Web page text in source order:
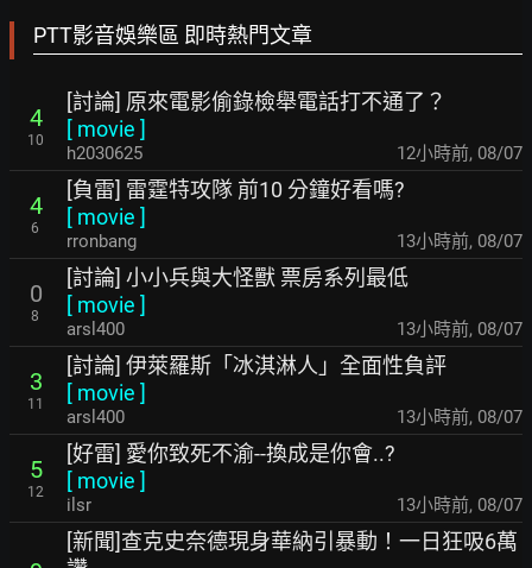
PTT影音娛樂區 即時熱門文章
4
10
[討論] 原來電影偷錄檢舉電話打不通了？
[ movie ]
h2030625 12小時前, 08/07
4
6
[負雷] 雷霆特攻隊 前10 分鐘好看嗎?
[ movie ]
rronbang 13小時前, 08/07
0
8
[討論] 小小兵與大怪獸 票房系列最低
[ movie ]
arsl400 13小時前, 08/07
3
11
[討論] 伊萊羅斯「冰淇淋人」全面性負評
[ movie ]
arsl400 13小時前, 08/07
5
12
[好雷] 愛你致死不渝--換成是你會..?
[ movie ]
ilsr 13小時前, 08/07
[新聞]查克史奈德現身華納引暴動！一日狂吸6萬